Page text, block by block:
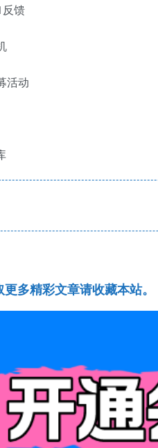
馈
活动
多精彩文章请收藏本站。